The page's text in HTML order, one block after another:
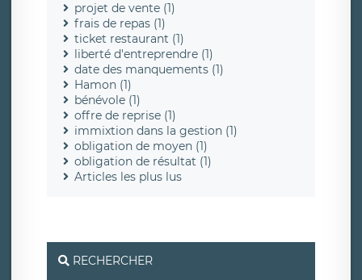
projet de vente (1)
frais de repas (1)
ticket restaurant (1)
liberté d'entreprendre (1)
date des manquements (1)
Hamon (1)
bénévole (1)
offre de reprise (1)
immixtion dans la gestion (1)
obligation de moyen (1)
obligation de résultat (1)
Articles les plus lus
RECHERCHER